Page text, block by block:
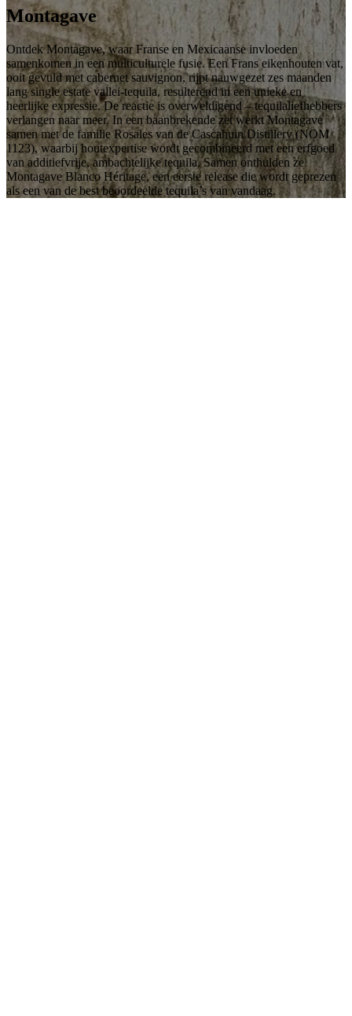
Montagave
Ontdek Montagave, waar Franse en Mexicaanse invloeden
samenkomen in een multiculturele fusie. Een Frans eikenhouten vat,
ooit gevuld met cabernet sauvignon, rijpt nauwgezet zes maanden
lang single estate vallei-tequila, resulterend in een unieke en
heerlijke expressie. De reactie is overweldigend – tequilaliefhebbers
verlangen naar meer. In een baanbrekende zet werkt Montagave
samen met de familie Rosales van de Cascahuin Distillery (NOM
1123), waarbij houtexpertise wordt gecombineerd met een erfgoed
van additiefvrije, ambachtelijke tequila. Samen onthulden ze
Montagave Blanco Héritage, een eerste release die wordt geprezen
als een van de best beoordeelde tequila’s van vandaag.